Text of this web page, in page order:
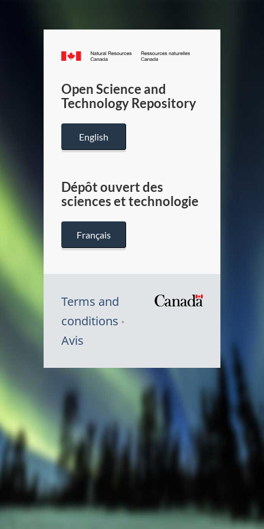
Canada.ca
/
Canada
Open Science and
Technology Repository
English
Dépôt ouvert des
sciences et technologie
Français
Terms and
conditions
Avis
Canada